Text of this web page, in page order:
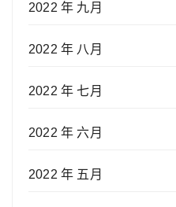
2022 年 九月
2022 年 八月
2022 年 七月
2022 年 六月
2022 年 五月